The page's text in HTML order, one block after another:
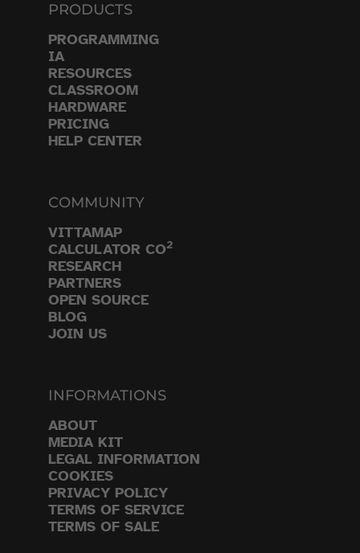
PRODUCTS
PROGRAMMING
IA
RESOURCES
CLASSROOM
HARDWARE
PRICING
HELP CENTER
COMMUNITY
VITTAMAP
CALCULATOR CO2
RESEARCH
PARTNERS
OPEN SOURCE
BLOG
JOIN US
INFORMATIONS
ABOUT
MEDIA KIT
LEGAL INFORMATION
COOKIES
PRIVACY POLICY
TERMS OF SERVICE
TERMS OF SALE